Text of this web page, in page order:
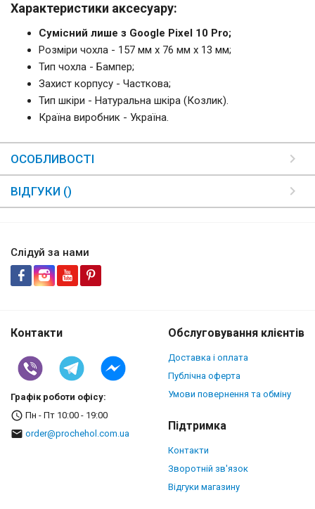
Характеристики аксесуару:
Сумісний лише з Google Pixel 10 Pro;
Розміри чохла - 157 мм x 76 мм x 13 мм;
Тип чохла - Бампер;
Захист корпусу - Часткова;
Тип шкіри - Натуральна шкіра (Козлик).
Країна виробник - Україна.
ОСОБЛИВОСТІ
ВІДГУКИ ()
Слідуй за нами
Контакти
Графік роботи офісу:
Пн - Пт 10:00 - 19:00
order@prochehol.com.ua
Обслуговування клієнтів
Доставка і оплата
Публічна оферта
Умови повернення та обміну
Підтримка
Контакти
Зворотній зв'язок
Відгуки магазину